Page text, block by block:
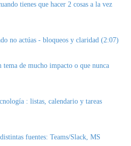
tienes que hacer 2 cosas a la vez
no actúas - bloqueos y claridad (2:07)
de mucho impacto o que nunca
: listas, calendario y tareas
fuentes: Teams/Slack, MS